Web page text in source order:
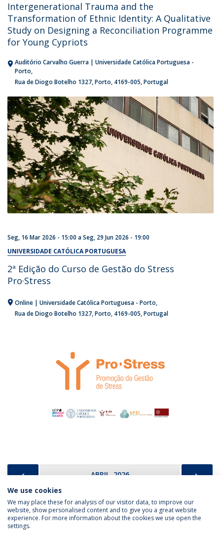
Intergenerational Trauma and the
Transformation of Ethnic Identity: A Qualitative
Study on Designing a Reconciliation Programme
for Young Cypriots
Auditório Carvalho Guerra | Universidade Católica Portuguesa -
Porto
Rua de Diogo Botelho 1327 Porto 4169-005 Portugal
Seg, 16 Mar 2026 - 15:00 aSeg, 29 Jun 2026 - 19:00
UNIVERSIDADE CATÓLICA PORTUGUESA
2ª Edição do Curso de Gestão do Stress
Pro·Stress
Online | Universidade Católica Portuguesa - Porto
Rua de Diogo Botelho 1327 Porto 4169-005 Portugal
PREVIOUS ABRIL, 2026
Política de Privacidade
Termos & Condições
We use cookies
We may place these for analysis of our visitor data, to improve our
website, show personalised content and to give you a great website
experience. For more information about the cookies we use open the
settings.